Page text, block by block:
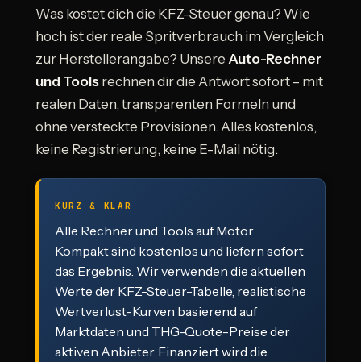
Was kostet dich die KFZ-Steuer genau? Wie
hoch ist der reale Spritverbrauch im Vergleich
zur Herstellerangabe? Unsere Auto-Rechner
und Tools rechnen dir die Antwort sofort – mit
realen Daten, transparenten Formeln und
ohne versteckte Provisionen. Alles kostenlos,
keine Registrierung, keine E-Mail nötig.
KURZ & KLAR
Alle Rechner und Tools auf Motor
Kompakt sind kostenlos und liefern sofort
das Ergebnis. Wir verwenden die aktuellen
Werte der KFZ-Steuer-Tabelle, realistische
Wertverlust-Kurven basierend auf
Marktdaten und THG-Quote-Preise der
aktiven Anbieter. Finanziert wird die